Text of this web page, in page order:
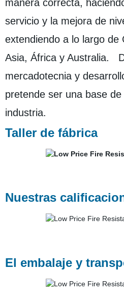
manera correcta,
servicio y la mejora de
extendiendo a lo largo de
Asia, África y Australia.
mercadotecnia y
pretende ser una base
industria.
Taller de fábrica
Nuestras
El embalaje y